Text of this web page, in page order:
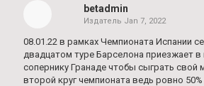
betadmin
Издатель Jan 7, 2022
08.01.22 в рамках Чемпионата Испании
двадцатом туре Барселона приезжает в
сопернику Гранаде чтобы сыграть свой
второй круг чемпионата ведь ровно